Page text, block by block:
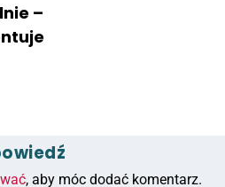
–
, aby móc dodać komentarz.